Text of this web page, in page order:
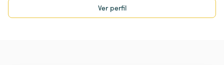
Ver perfil